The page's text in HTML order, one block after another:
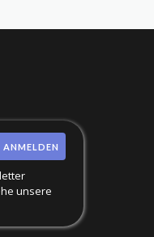
ANMELDEN
unsere